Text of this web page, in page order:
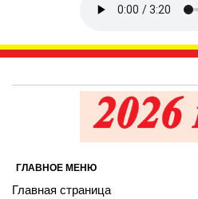
ГЛАВНОЕ МЕНЮ
Главная страница